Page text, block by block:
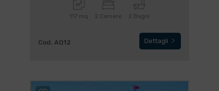
117 mq 2 Camere 2 Bagni
Cod. AQ12 Dettagli